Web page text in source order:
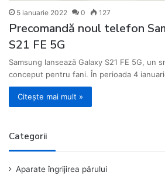
5 ianuarie 2022 0 127
Precomandă noul telefon
S21 FE 5G
Samsung lansează Galaxy S21 FE 5G, un
conceput pentru fani. În perioada 4
Citește mai mult »
Categorii
Aparate îngrijirea părului